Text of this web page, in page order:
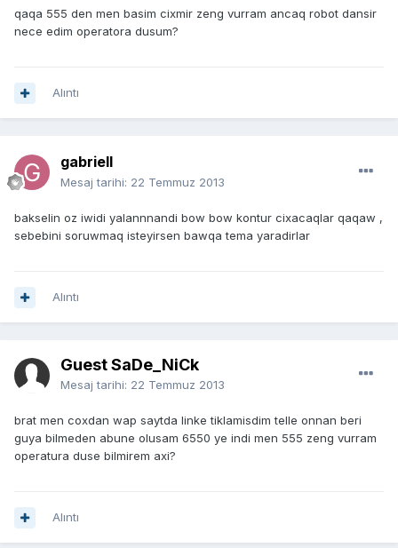
qaqa 555 den men basim cixmir zeng vurram ancaq robot dansir
nece edim operatora dusum?
Alıntı
gabriell
Mesaj tarihi: 22 Temmuz 2013
bakselin oz iwidi yalannnandi bow bow kontur cixacaqlar qaqaw ,
sebebini soruwmaq isteyirsen bawqa tema yaradirlar
Alıntı
Guest SaDe_NiCk
Mesaj tarihi: 22 Temmuz 2013
brat men coxdan wap saytda linke tiklamisdim telle onnan beri
guya bilmeden abune olusam 6550 ye indi men 555 zeng vurram
operatura duse bilmirem axi?
Alıntı